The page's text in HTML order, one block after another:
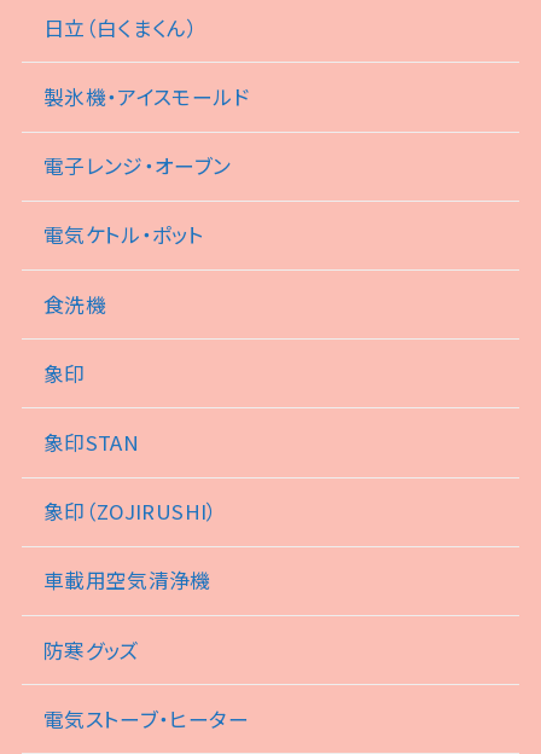
日立（白くまくん）
製氷機・アイスモールド
電子レンジ・オーブン
電気ケトル・ポット
食洗機
象印
象印STAN
象印（ZOJIRUSHI）
車載用空気清浄機
防寒グッズ
電気ストーブ・ヒーター